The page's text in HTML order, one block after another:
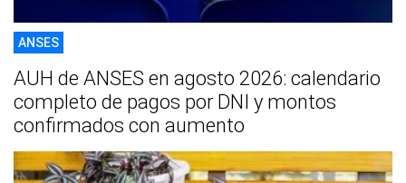
ANSES
AUH de ANSES en agosto 2026: calendario
completo de pagos por DNI y montos
confirmados con aumento